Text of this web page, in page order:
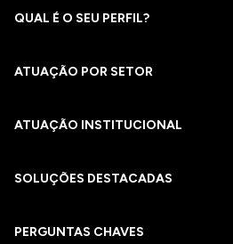
QUAL É O SEU PERFIL?
ATUAÇÃO POR SETOR
ATUAÇÃO INSTITUCIONAL
SOLUÇÕES DESTACADAS
PERGUNTAS CHAVES​